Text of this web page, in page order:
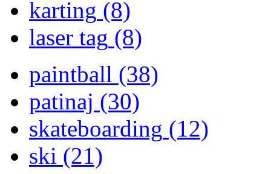
karting (8)
laser tag (8)
paintball (38)
patinaj (30)
skateboarding (12)
ski (21)